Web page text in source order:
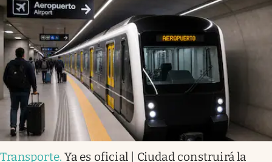
Transporte.Ya es oficial | Ciudad construirá la